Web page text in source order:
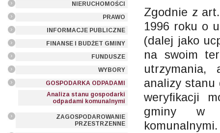
NIERUCHOMOŚCI
PRAWO
INFORMACJE PUBLICZNE
FINANSE I BUDŻET GMINY
FUNDUSZE
WYBORY
GOSPODARKA ODPADAMI
Analiza stanu gospodarki
odpadami komunalnymi
ZAGOSPODAROWANIE
PRZESTRZENNE
Zgodnie z
1996 roku o
(dalej jako
na swoim
utrzymania,
analizy stanu
weryfikacji
gminy w
komunalnymi.